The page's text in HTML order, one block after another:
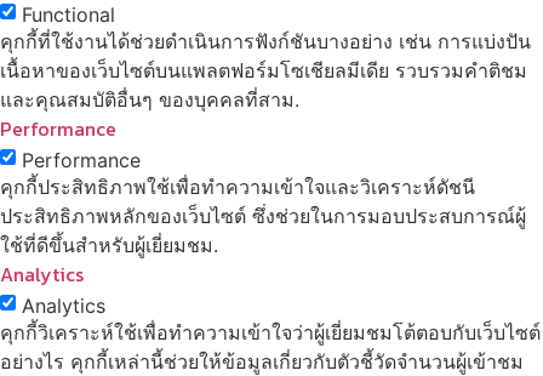
Functional
คุกกี้ที่ใช้งานได้ช่วยดำเนินการฟังก์ชันบางอย่าง เช่น การแบ่งปัน
เนื้อหาของเว็บไซต์บนแพลตฟอร์มโซเชียลมีเดีย รวบรวมคำติชม
และคุณสมบัติอื่นๆ ของบุคคลที่สาม.
Performance
Performance
คุกกี้ประสิทธิภาพใช้เพื่อทำความเข้าใจและวิเคราะห์ดัชนี
ประสิทธิภาพหลักของเว็บไซต์ ซึ่งช่วยในการมอบประสบการณ์ผู้
ใช้ที่ดีขึ้นสำหรับผู้เยี่ยมชม.
Analytics
Analytics
คุกกี้วิเคราะห์ใช้เพื่อทำความเข้าใจว่าผู้เยี่ยมชมโต้ตอบกับเว็บไซต์
อย่างไร คุกกี้เหล่านี้ช่วยให้ข้อมูลเกี่ยวกับตัวชี้วัดจำนวนผู้เข้าชม